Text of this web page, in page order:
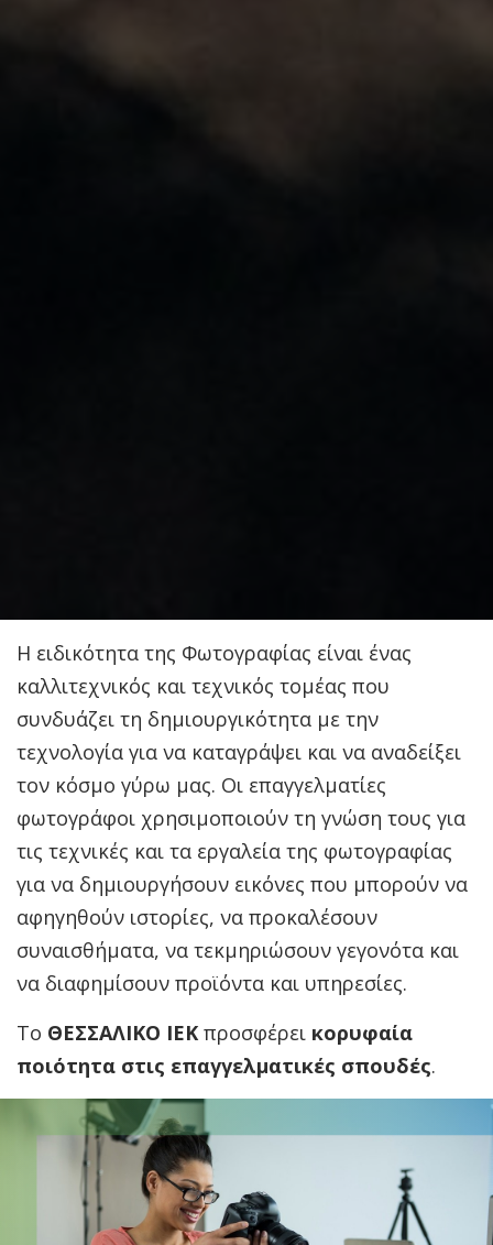
Η ειδικότητα της Φωτογραφίας είναι ένας
καλλιτεχνικός και τεχνικός τομέας που
συνδυάζει τη δημιουργικότητα με την
τεχνολογία για να καταγράψει και να αναδείξει
τον κόσμο γύρω μας. Οι επαγγελματίες
φωτογράφοι χρησιμοποιούν τη γνώση τους για
τις τεχνικές και τα εργαλεία της φωτογραφίας
για να δημιουργήσουν εικόνες που μπορούν να
αφηγηθούν ιστορίες, να προκαλέσουν
συναισθήματα, να τεκμηριώσουν γεγονότα και
να διαφημίσουν προϊόντα και υπηρεσίες.
Το ΘΕΣΣΑΛΙΚΟ ΙΕΚ προσφέρει κορυφαία
ποιότητα στις επαγγελματικές σπουδές.